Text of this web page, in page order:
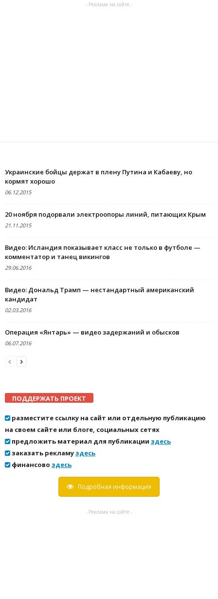
- Реклама на сайте -
Украинские бойцы держат в плену Путина и Кабаеву, но
кормят хорошо
06.12.2015
20 ноября подорвали электроопоры линий, питающих Крым
21.11.2015
Видео: Исландия показывает класс не только в футболе —
комментатор и танец викингов
29.06.2016
Видео: Дональд Трамп — нестандартный американский
кандидат
02.03.2016
Операция «Янтарь» — видео задержаний и обысков
06.07.2016
ПОДДЕРЖАТЬ ПРОЕКТ
разместите ссылку на сайт или отдельную публикацию
на своем сайте или блоге, социальных сетях
предложить материал для публикации здесь
заказать рекламуздесь
финансово здесь
Подробная информация
- Реклама на сайте -